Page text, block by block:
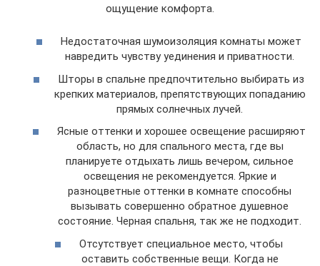
ощущение комфорта.
Недостаточная шумоизоляция комнаты может
навредить чувству уединения и приватности.
Шторы в спальне предпочтительно выбирать из
крепких материалов, препятствующих попаданию
прямых солнечных лучей.
Ясные оттенки и хорошее освещение расширяют
область, но для спального места, где вы
планируете отдыхать лишь вечером, сильное
освещения не рекомендуется. Яркие и
разноцветные оттенки в комнате способны
вызывать совершенно обратное душевное
состояние. Черная спальня, так же не подходит.
Отсутствует специальное место, чтобы
оставить собственные вещи. Когда не